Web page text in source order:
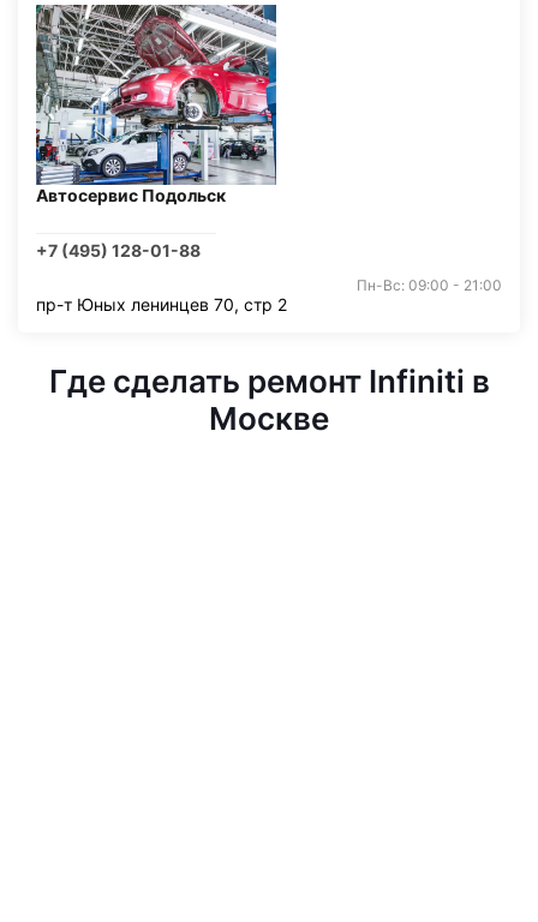
Автосервис Подольск
+7 (495) 128-01-88
Пн-Вс: 09:00 - 21:00
пр-т Юных ленинцев 70, стр 2
Где сделать ремонт Infiniti в
Москве